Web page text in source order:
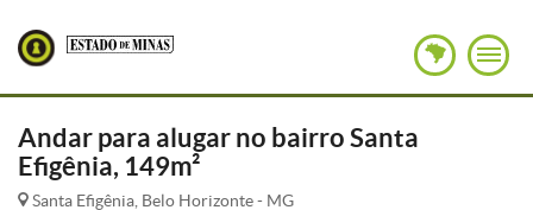
Andar para alugar no bairro Santa
Efigênia, 149m²
Santa Efigênia, Belo Horizonte - MG